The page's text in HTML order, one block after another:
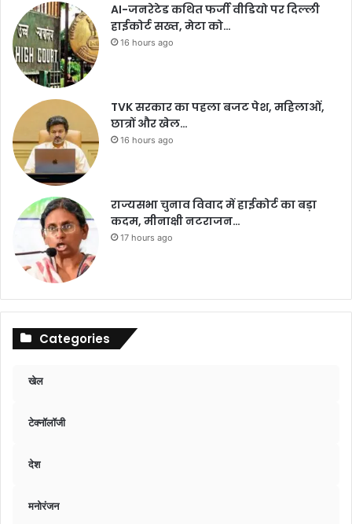
AI-जनरेटेड कथित फर्जी वीडियो पर दिल्ली
हाईकोर्ट सख्त, मेटा को…
16 hours ago
TVK सरकार का पहला बजट पेश, महिलाओं,
छात्रों और खेल…
16 hours ago
राज्यसभा चुनाव विवाद में हाईकोर्ट का बड़ा
कदम, मीनाक्षी नटराजन…
17 hours ago
Categories
खेल
टेक्नॉलॉजी
देश
मनोरंजन